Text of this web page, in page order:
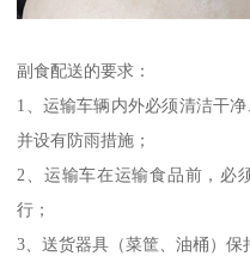
副食配送的要求：
1、运输车辆内外必须清洁干
并设有防雨措施；
2、运输车在运输食品前，必
行；
3、送货器具（菜筐、油桶）保